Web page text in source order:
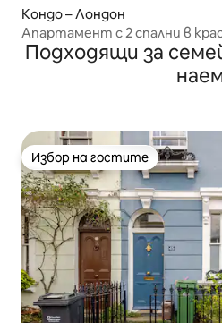
Кондо – Лондон
Апартамент с 2 спални в
Белсайз Парк.
Подходящи за
Избор на гостите
Избор на гостите